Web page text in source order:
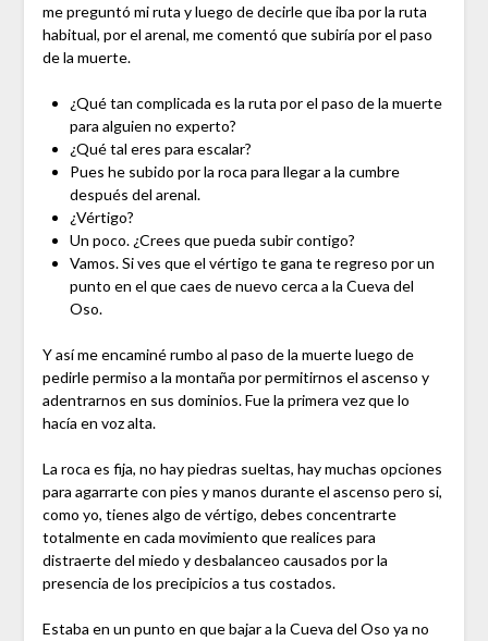
me preguntó mi ruta y luego de decirle que iba por la ruta
habitual, por el arenal, me comentó que subiría por el paso
de la muerte.
¿Qué tan complicada es la ruta por el paso de la muerte
para alguien no experto?
¿Qué tal eres para escalar?
Pues he subido por la roca para llegar a la cumbre
después del arenal.
¿Vértigo?
Un poco. ¿Crees que pueda subir contigo?
Vamos. Si ves que el vértigo te gana te regreso por un
punto en el que caes de nuevo cerca a la Cueva del
Oso.
Y así me encaminé rumbo al paso de la muerte luego de
pedirle permiso a la montaña por permitirnos el ascenso y
adentrarnos en sus dominios. Fue la primera vez que lo
hacía en voz alta.
La roca es fija, no hay piedras sueltas, hay muchas opciones
para agarrarte con pies y manos durante el ascenso pero si,
como yo, tienes algo de vértigo, debes concentrarte
totalmente en cada movimiento que realices para
distraerte del miedo y desbalanceo causados por la
presencia de los precipicios a tus costados.
Estaba en un punto en que bajar a la Cueva del Oso ya no